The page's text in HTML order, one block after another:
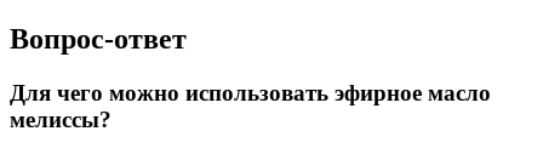
Вопрос-ответ
Для чего можно использовать эфирное масло
мелиссы?